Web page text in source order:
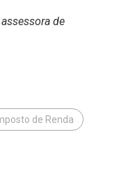
de
de Renda